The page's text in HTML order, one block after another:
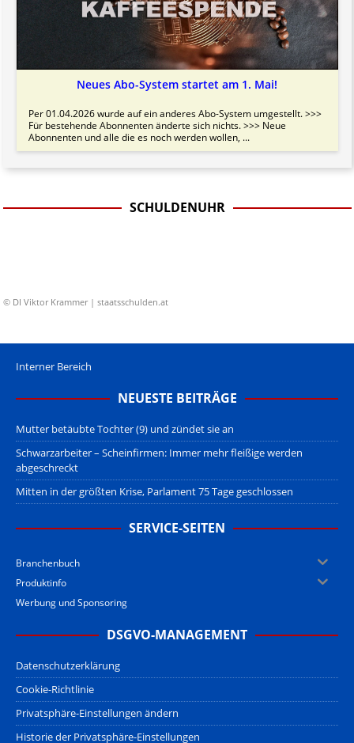
Neues Abo-System startet am 1. Mai!
Per 01.04.2026 wurde auf ein anderes Abo-System umgestellt. >>>
Für bestehende Abonnenten änderte sich nichts. >>> Neue
Abonnenten und alle die es noch werden wollen, ...
SCHULDENUHR
© DI Viktor Krammer | staatsschulden.at
Interner Bereich
NEUESTE BEITRÄGE
Mutter betäubte Tochter (9) und zündet sie an
Schwarzarbeiter – Scheinfirmen: Immer mehr fleißige werden
abgeschreckt
Mitten in der größten Krise, Parlament 75 Tage geschlossen
SERVICE-SEITEN
Branchenbuch
Produktinfo
Werbung und Sponsoring
DSGVO-MANAGEMENT
Datenschutzerklärung
Cookie-Richtlinie
Privatsphäre-Einstellungen ändern
Historie der Privatsphäre-Einstellungen